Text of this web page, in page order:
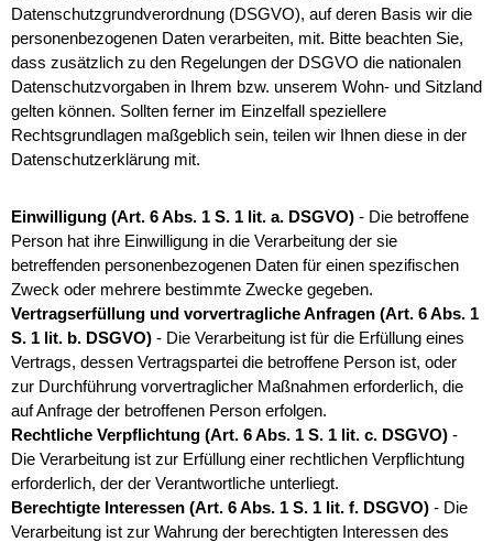
Datenschutzgrundverordnung (DSGVO), auf deren Basis wir die
personenbezogenen Daten verarbeiten, mit. Bitte beachten Sie,
dass zusätzlich zu den Regelungen der DSGVO die nationalen
Datenschutzvorgaben in Ihrem bzw. unserem Wohn- und Sitzland
gelten können. Sollten ferner im Einzelfall speziellere
Rechtsgrundlagen maßgeblich sein, teilen wir Ihnen diese in der
Datenschutzerklärung mit.
Einwilligung (Art. 6 Abs. 1 S. 1 lit. a. DSGVO) - Die betroffene
Person hat ihre Einwilligung in die Verarbeitung der sie
betreffenden personenbezogenen Daten für einen spezifischen
Zweck oder mehrere bestimmte Zwecke gegeben.
Vertragserfüllung und vorvertragliche Anfragen (Art. 6 Abs. 1
S. 1 lit. b. DSGVO) - Die Verarbeitung ist für die Erfüllung eines
Vertrags, dessen Vertragspartei die betroffene Person ist, oder
zur Durchführung vorvertraglicher Maßnahmen erforderlich, die
auf Anfrage der betroffenen Person erfolgen.
Rechtliche Verpflichtung (Art. 6 Abs. 1 S. 1 lit. c. DSGVO) -
Die Verarbeitung ist zur Erfüllung einer rechtlichen Verpflichtung
erforderlich, der der Verantwortliche unterliegt.
Berechtigte Interessen (Art. 6 Abs. 1 S. 1 lit. f. DSGVO) - Die
Verarbeitung ist zur Wahrung der berechtigten Interessen des